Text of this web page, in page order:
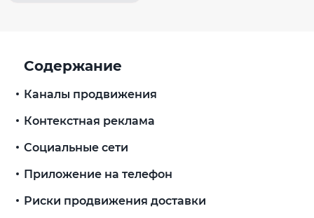
Содержание
Каналы продвижения
Контекстная реклама
Социальные сети
Приложение на телефон
Риски продвижения доставки